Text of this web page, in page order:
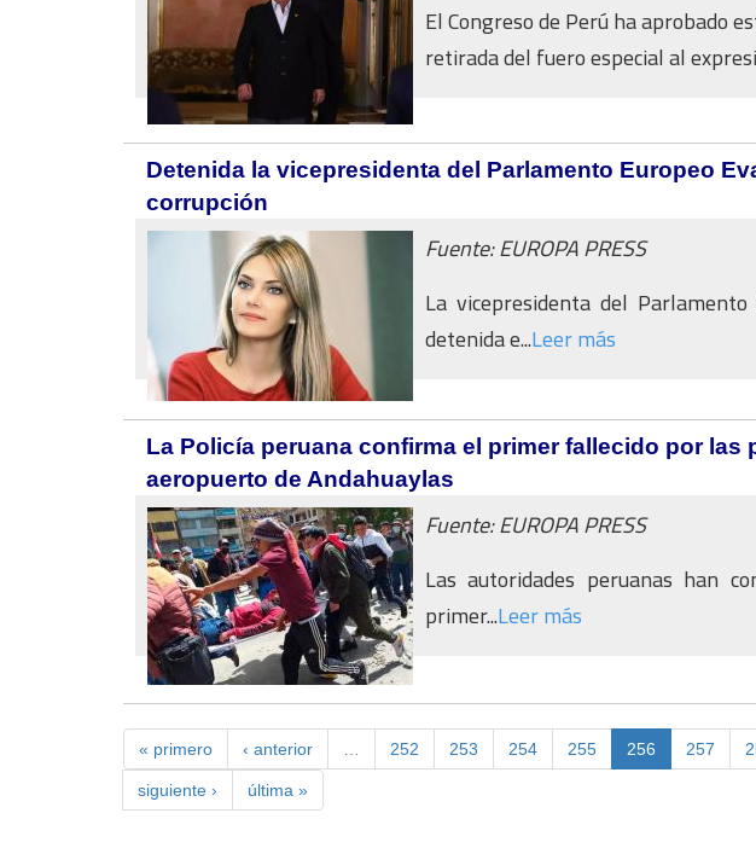
El Congreso de Perú ha aprobado
retirada del fuero especial al
Detenida la vicepresidenta del Parlamento Europeo
corrupción
Fuente: EUROPA PRESS
La vicepresidenta del
detenida e...Leer más
La Policía peruana confirma el primer fallecido por las
aeropuerto de Andahuaylas
Fuente: EUROPA PRESS
Las autoridades peruanas han
primer...Leer más
« primero ‹ anterior 252 253 254 255 256 257
siguiente › última »